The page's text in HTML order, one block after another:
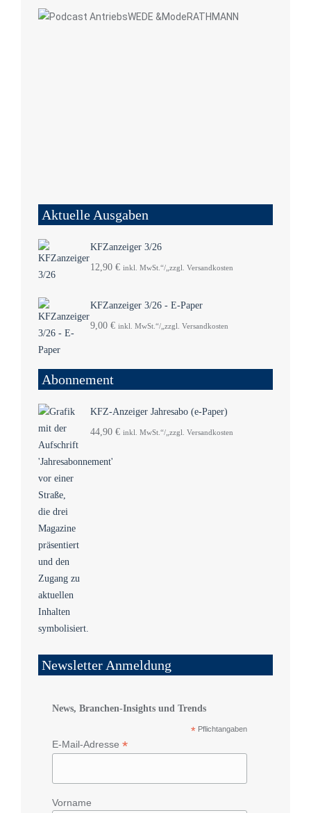
Aktuelle Ausgaben
KFZanzeiger 3/26
12,90 € inkl. MwSt.“/„zzgl. Versandkosten
KFZanzeiger 3/26 - E-Paper
9,00 € inkl. MwSt.“/„zzgl. Versandkosten
Abonnement
KFZ-Anzeiger Jahresabo (e-Paper)
44,90 € inkl. MwSt.“/„zzgl. Versandkosten
Newsletter Anmeldung
News, Branchen-Insights und Trends
* Pflichtangaben
E-Mail-Adresse *
Vorname